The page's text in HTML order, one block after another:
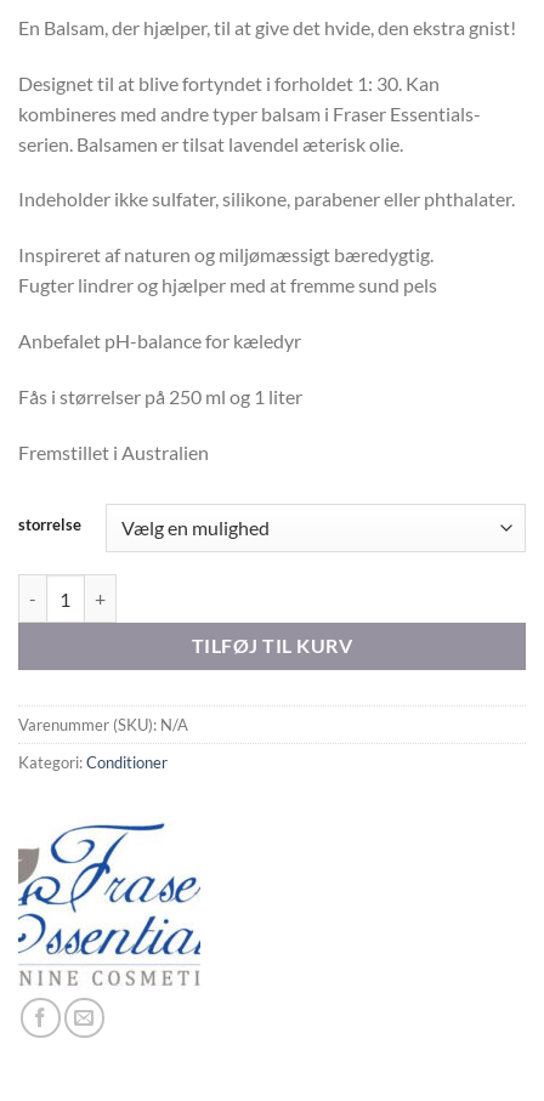
En Balsam, der hjælper, til at give det hvide, den ekstra gnist!
Designet til at blive fortyndet i forholdet 1: 30. Kan
kombineres med andre typer balsam i Fraser Essentials-
serien. Balsamen er tilsat lavendel æterisk olie.
Indeholder ikke sulfater, silikone, parabener eller phthalater.
Inspireret af naturen og miljømæssigt bæredygtig.
Fugter lindrer og hjælper med at fremme sund pels
Anbefalet pH-balance for kæledyr
Fås i størrelser på 250 ml og 1 liter
Fremstillet i Australien
storrelse
TILFØJ TIL KURV
Varenummer (SKU): N/A
Kategori:Conditioner